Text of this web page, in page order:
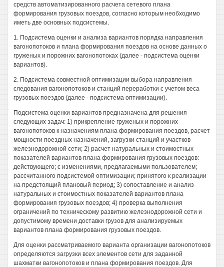
средств автоматизированного расчета сетевого плана
формирования грузовых поездов, согласно которым необходимо
иметь две основных подсистемы.
1. Подсистема оценки и анализа вариантов порядка направления
вагонопотоков и плана формирования поездов на основе данных о
груженых и порожних вагонопотоках (далее - подсистема оценки
вариантов).
2. Подсистема совместной оптимизации выбора направления
следования вагонопотоков и станций переработки с учетом веса
грузовых поездов (далее - подсистема оптимизации).
Подсистема оценки вариантов предназначена для решения
следующих задач: 1) прикрепление груженых и порожних
вагонопотоков к назначениям плана формирования поездов, расчет
мощности поездных назначений, загрузки станций и участков
железнодорожной сети; 2) расчет натуральных и стоимостных
показателей вариантов плана формирования грузовых поездов:
действующего; с изменениями, предлагаемыми пользователем;
рассчитанного подсистемой оптимизации; принятого к реализации
на предстоящий плановый период; 3) сопоставление и анализ
натуральных и стоимостных показателей вариантов плана
формирования грузовых поездов; 4) проверка выполнения
ограничений по техническому развитию железнодорожной сети и
допустимому времени доставки грузов для анализируемых
вариантов плана формирования грузовых поездов.
Для оценки рассматриваемого варианта организации вагонопотоков
определяются загрузки всех элементов сети для заданной
шахматки вагонопотоков и плана формирования поездов. Для